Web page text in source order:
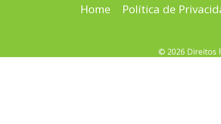
Home Política de
© 2026 Direitos